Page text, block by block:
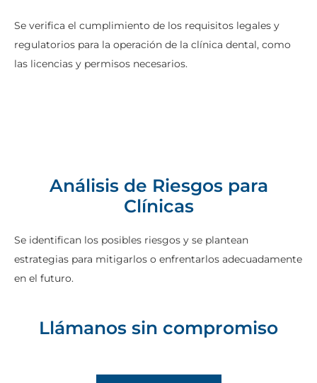
Se verifica el cumplimiento de los requisitos legales y
regulatorios para la operación de la clínica dental, como
las licencias y permisos necesarios.
Análisis de Riesgos para
Clínicas
Se identifican los posibles riesgos y se plantean
estrategias para mitigarlos o enfrentarlos adecuadamente
en el futuro.
Llámanos sin compromiso